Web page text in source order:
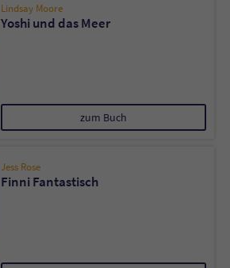
Lindsay Moore
Yoshi und das Meer
zum Buch
Jess Rose
Finni Fantastisch